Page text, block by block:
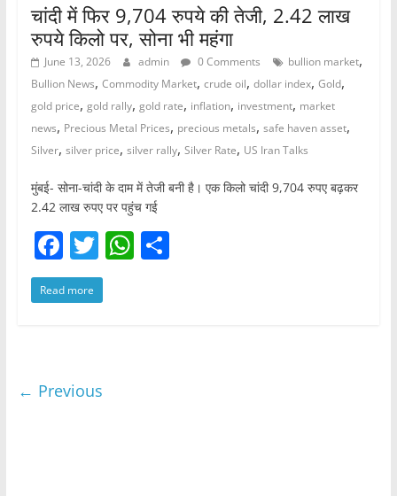
चांदी में फिर 9,704 रुपये की तेजी, 2.42 लाख
रुपये किलो पर, सोना भी महंगा
June 13, 2026 admin 0 Comments bullion market,
Bullion News, Commodity Market, crude oil, dollar index, Gold,
gold price, gold rally, gold rate, inflation, investment, market
news, Precious Metal Prices, precious metals, safe haven asset,
Silver, silver price, silver rally, Silver Rate, US Iran Talks
मुंबई- सोना-चांदी के दाम में तेजी बनी है। एक किलो चांदी 9,704 रुपए बढ़कर
2.42 लाख रुपए पर पहुंच गई
F
a
c
o
T
w
itt
W
h
S
Read more
← Previous